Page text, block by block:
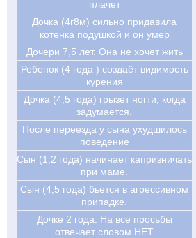
плачет
Дочка (4г8м) сильно придавила
котенка подушкой и он умер
Дочери 7,5 лет. Она не хочет жить
Ребенок (4 года ) создаёт видимость
курения
Дочка (4,5 года) грызет ногти, когда
задумается.
После переезда у сына ухудшилось
поведение
Сын (1,2 года) начинает капризничать
при маме.
Сын (4,5 года) бьется в агрессивном
припадке.
Дочке 2 года. На все просьбы
отвечает словом НЕТ